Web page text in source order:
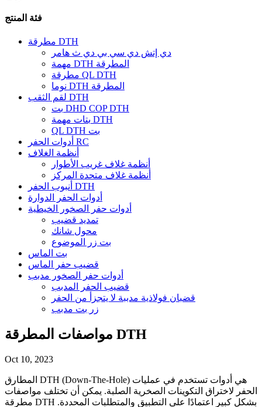
فئة المنتج
مطرقة DTH
دي إتش دي سي بي دي ث هامر
مهمة DTH المطرقة
مطرقة QL DTH
نوما DTH المطرقة
لقم الثقب DTH
بت DHD COP DTH
بتات مهمة DTH
QL DTH بت
أدوات الحفر RC
أنظمة الغلاف
أنظمة غلاف غريب الأطوار
أنظمة غلاف متحدة المركز
أنبوب الحفر DTH
أدوات الحفر الدوارة
أدوات حفر الصخور الخيطية
تمديد قضيب
محول شانك
بت زر الموضوع
بت الماس
قضيب حفر الماس
أدوات حفر الصخور مدبب
قضيب الحفر المدبب
قضبان فولاذية مدببة لا يتجزأ من الحفر
زر بت مدبب
مواصفات المطرقة DTH
Oct 10, 2023
المطارق DTH (Down-The-Hole) هي أدوات تستخدم في عمليات
الحفر لاختراق التكوينات الصخرية الصلبة. يمكن أن تختلف مواصفات
مطرقة DTH بشكل كبير اعتمادًا على التطبيق والمتطلبات المحددة.